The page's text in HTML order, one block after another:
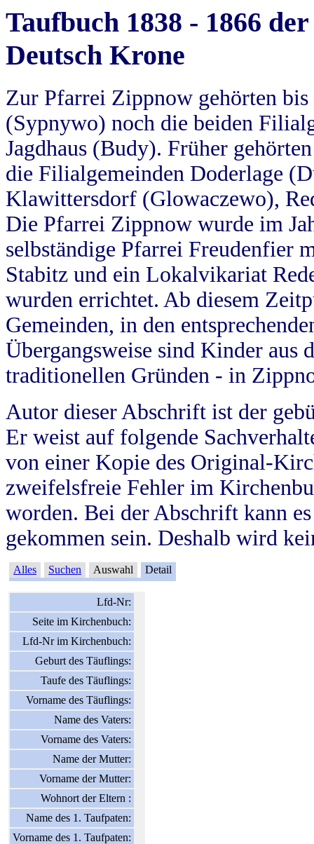
Taufbuch 1838 - 1866
Deutsch Krone
Zur Pfarrei Zippnow gehörten
(Sypnywo) noch die beiden
Jagdhaus (Budy). Früher
die Filialgemeinden Doderlage
Klawittersdorf (Glowaczewo),
Die Pfarrei Zippnow wurde im
selbständige Pfarrei Freudenfier
Stabitz und ein Lokalvikariat
wurden errichtet. Ab diesem
Gemeinden, in den
Übergangsweise sind Kinder aus
traditionellen Gründen - in
Autor dieser Abschrift ist der
Er weist auf folgende
von einer Kopie des Original-
zweifelsfreie Fehler im
worden. Bei der Abschrift kann
gekommen sein. Deshalb wird
Alles Suchen Auswahl Detail
Lfd-Nr:
Seite im Kirchenbuch:
Lfd-Nr im Kirchenbuch:
Geburt des Täuflings:
Taufe des Täuflings:
Vorname des Täuflings:
Name des Vaters:
Vorname des Vaters:
Name der Mutter:
Vorname der Mutter:
Wohnort der Eltern :
Name des 1. Taufpaten:
Vorname des 1. Taufpaten: